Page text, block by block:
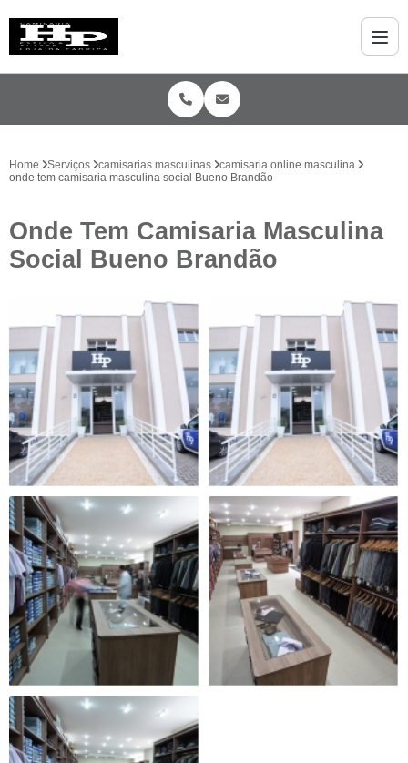
Home Serviços camisarias masculinas
camisaria online masculina
onde tem camisaria masculina social Bueno Brandão
Onde Tem Camisaria Masculina
Social Bueno Brandão